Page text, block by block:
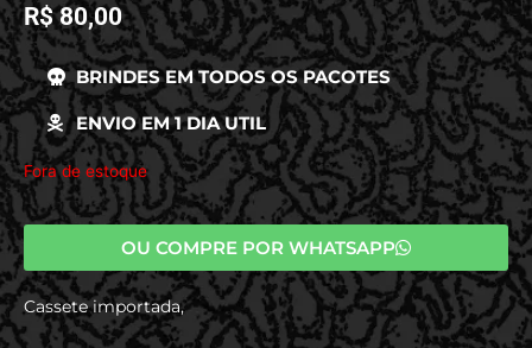
R$80,00
BRINDES EM TODOS OS PACOTES
ENVIO EM 1 DIA UTIL
Fora de estoque
OU COMPRE POR WHATSAPP
Cassete importada,